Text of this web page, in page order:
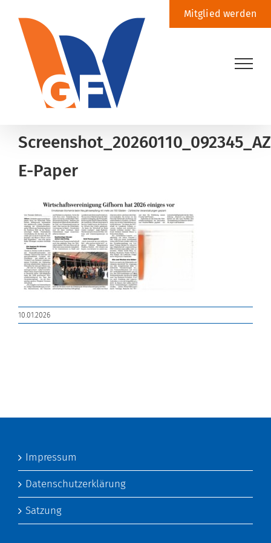
Inhalt
springen
Mitglied werden
Screenshot_20260110_092345_AZ
E-Paper
10.01.2026
Impressum
Datenschutzerklärung
Satzung